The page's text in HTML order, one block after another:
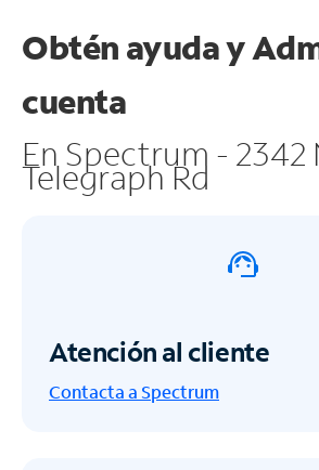
Obtén ayuda y
cuenta
En Spectrum - 2342
Telegraph Rd
Atención al cliente
Contacta a Spectrum